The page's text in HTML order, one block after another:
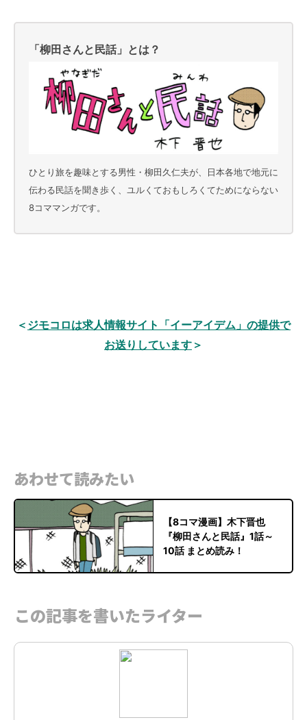
「柳田さんと民話」とは？
ひとり旅を趣味とする男性・柳田久仁夫が、日本各地で地元に
伝わる民話を聞き歩く、ユルくておもしろくてためにならない
8コママンガです。
＜ ジモコロは求人情報サイト「イーアイデム」の提供で
お送りしています ＞
あわせて読みたい
【8コマ漫画】木下晋也
『柳田さんと民話』1話～
10話 まとめ読み！
この記事を書いたライター